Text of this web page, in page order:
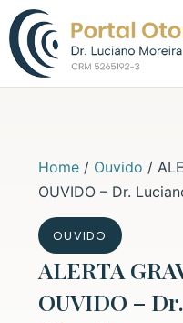
Home / Ouvido /
OUVIDO – Dr.
OUVIDO
ALERTA
OUVIDO –